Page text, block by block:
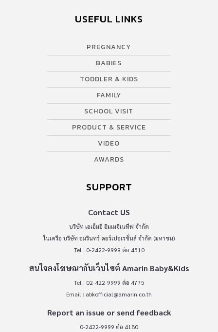
USEFUL LINKS
PREGNANCY
BABIES
TODDLER & KIDS
FAMILY
SCHOOL VISIT
PRODUCT & SERVICE
VIDEO
AWARDS
SUPPORT
Contact US
บริษัท เอเอ็มอี อิมเมจิเนทีฟ จำกัด
ในเครือ บริษัท อมรินทร์ คอร์เปอเรชั่นส์ จำกัด (มหาชน)
Tel : 0-2422-9999 ต่อ 4510
สนใจลงโฆษณากับเว็บไซต์ Amarin Baby&Kids
Tel : 02-422-9999 ต่อ 4775
Email : abkofficial@amarin.co.th
Report an issue or send feedback
0-2422-9999 ต่อ 4180